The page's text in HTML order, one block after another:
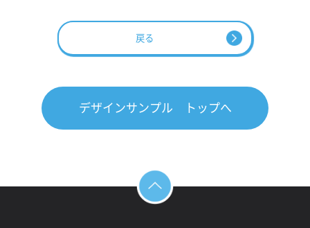
戻る
デザインサンプル トップへ